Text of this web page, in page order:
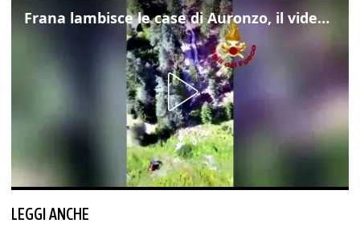
Frana lambisce le case di Auronzo, il video dall'elicottero dei vigili del fuoco
LEGGI ANCHE